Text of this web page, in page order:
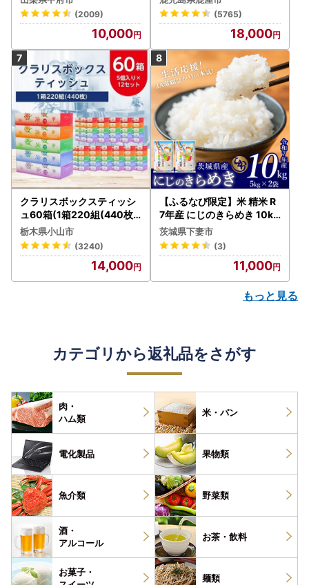
県産 シャインマスカット 2
～3房（1.0kg以上）シャイ
ン フルーツ FN-Limited-S
P
(2009)
10,000
うなぎ 鰻 魚 惣菜 総菜
(5765)
18,000
クラリスボックスティッシ
ュ60箱(1箱220組(440枚))
(5個入り×12セット)【配送
不可地域：離島・沖縄県】
【1256759】
栃木県小山市
(3240)
14,000
【ふるなび限定】米 精米 R
7年産 にじのきらめき 10kg
10月 FN-Limited-PR
茨城県下妻市
(3)
11,000
もっと見る
カテゴリから返礼品をさがす
肉・
ハム類
米・パン
電化製品 果物類
魚介類 野菜類
酒・
アルコール
お茶・ 飲料
お菓子・
麺類